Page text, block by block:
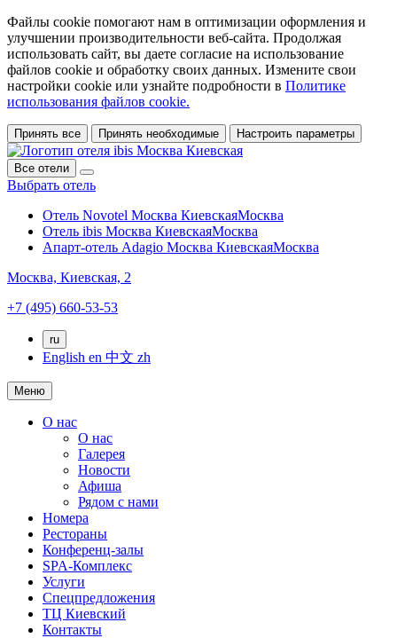
Файлы cookie помогают нам в оптимизации оформления и
улучшении производительности веб-сайта. Продолжая
использовать сайт, вы даете согласие на использование
файлов cookie и обработку своих данных. Измените свои
настройки cookie или узнайте подробности в Политике
использования файлов cookie.
Принять все Принять необходимые Настроить параметры
Все отели
Выбрать отель
Отель Novotel Москва КиевскаяМосква
Отель ibis Москва КиевскаяМосква
Апарт-отель Adagio Москва КиевскаяМосква
Москва, Киевская, 2
+7 (495) 660-53-53
ru
English en 中文 zh
Меню
О нас
О нас
Галерея
Новости
Афиша
Рядом с нами
Номера
Рестораны
Конференц-залы
SPA-Комплекс
Услуги
Спецпредложения
ТЦ Киевский
Контакты